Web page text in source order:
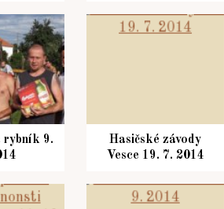
rybník 9.
Hasičské závody
Vesce 19. 7. 2014